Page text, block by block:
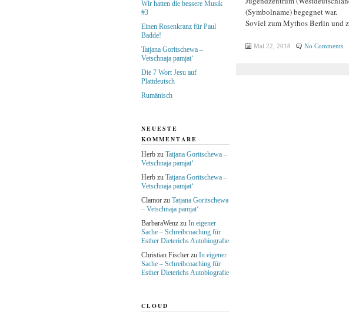
(Symbolname) begegnet war.
Soviel zum Mythos Berlin und
Mai 22, 2018 No Comments
Wir hatten die bessere Musik
#3
Einen Rosenkranz für Paul
Badde!
Tatjana Goritschewa –
Vetschnaja pamjat‘
Die 7 Wort Jesu auf
Plattdeutsch
Rumänisch
NEUESTE
KOMMENTARE
Herbzu Tatjana Goritschewa –
Vetschnaja pamjat‘
Herbzu Tatjana Goritschewa –
Vetschnaja pamjat‘
Clamorzu Tatjana Goritschewa
– Vetschnaja pamjat‘
BarbaraWenzzu In eigener
Sache – Schreibcoaching für
Esther Dieterichs Autobiografie
Christian Fischerzu In eigener
Sache – Schreibcoaching für
Esther Dieterichs Autobiografie
CLOUD